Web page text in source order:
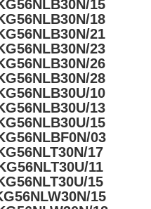
15
18
21
23
26
28
10
13
15
03
17
11
15
15